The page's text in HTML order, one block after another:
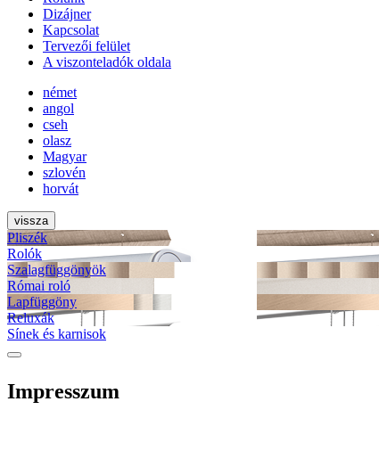
Dizájner
Kapcsolat
Tervezői felület
A viszonteladók oldala
német
angol
cseh
olasz
Magyar
szlovén
horvát
vissza
Pliszék
Rolók
Szalag­függönyök
Római roló
Lapfüggöny
Reluxák
Sínek és karnisok
Impresszum